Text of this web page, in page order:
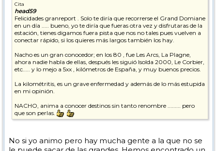
Cita
head59
Felicidades granreport . Solo te diría que recorrerse el Grand Domiane
en un día ..... bueno, yo te diría que fueras otra vez y disfrutaras de la
estación, tienes digamos fuera pista que nos no tales pues vuelven a
conectar rápido, si los quieres más largos también los hay.
Nacho es un gran conocedor; en los 80 , fue Les Arcs, La Plagne,
ahora nadie habla de ellas, después les siguió Isolda 2000, Le Corbier,
etc..... y lo mejo a 5xx , kilómetros de España, y muy buenos precios.
La kilométritis, es un grave enfermedad y además de lo más estupida
en mi opinión.
NACHO, anima a conocer destinos sin tanto renombre ......... pero
que son perlas.
No si yo animo pero hay mucha gente a la que no se